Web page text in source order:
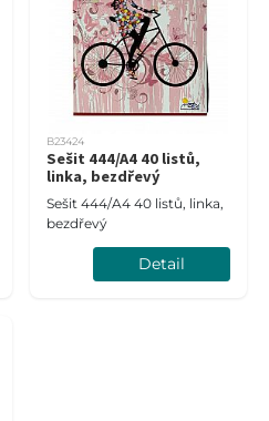
B23424
Sešit 444/A4 40 listů,
linka, bezdřevý
Sešit 444/A4 40 listů, linka,
bezdřevý
Detail